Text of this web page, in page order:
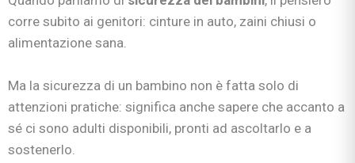
corre subito ai genitori: cinture in auto, zaini chiusi o
alimentazione sana.
Ma la sicurezza di un bambino non è fatta solo di
attenzioni pratiche: significa anche sapere che accanto a
sé ci sono adulti disponibili, pronti ad ascoltarlo e a
sostenerlo.